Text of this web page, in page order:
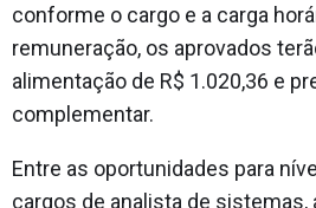
conforme o cargo e a carga
remuneração, os aprovados
alimentação de R$ 1.020,36 e
complementar.
Entre as oportunidades para
cargos de analista de